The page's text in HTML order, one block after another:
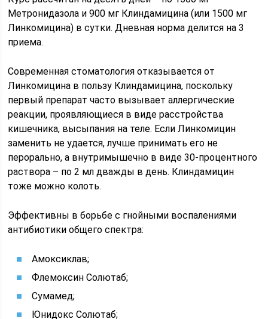
Метронидазола и 900 мг Клиндамицина (или 1500 мг
Линкомицина) в сутки. Дневная норма делится на 3
приема.
Современная стоматология отказывается от
Линкомицина в пользу Клиндамицина, поскольку
первый препарат часто вызывает аллергические
реакции, проявляющиеся в виде расстройства
кишечника, высыпания на теле. Если Линкомицин
заменить не удается, лучше принимать его не
перорально, а внутримышечно в виде 30-процентного
раствора – по 2 мл дважды в день. Клиндамицин
тоже можно колоть.
Эффективны в борьбе с гнойными воспалениями
антибиотики общего спектра:
Амоксиклав;
Флемоксин Солютаб;
Сумамед;
Юнидокс Солютаб;